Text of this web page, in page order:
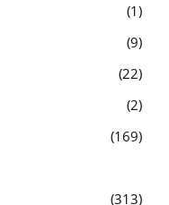
1
9
22
2
169
313